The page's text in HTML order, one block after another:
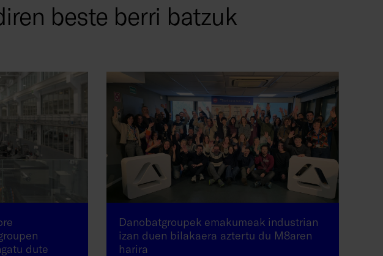
beste berri batzuk
dute
Danobatgroupek emakumeak industrian
izan duen bilakaera aztertu du M8aren
harira